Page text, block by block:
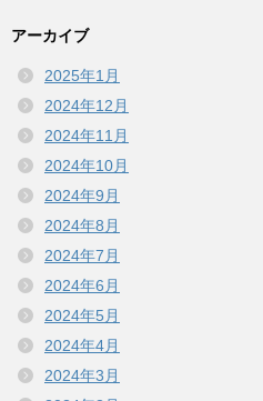
アーカイブ
2025年1月
2024年12月
2024年11月
2024年10月
2024年9月
2024年8月
2024年7月
2024年6月
2024年5月
2024年4月
2024年3月